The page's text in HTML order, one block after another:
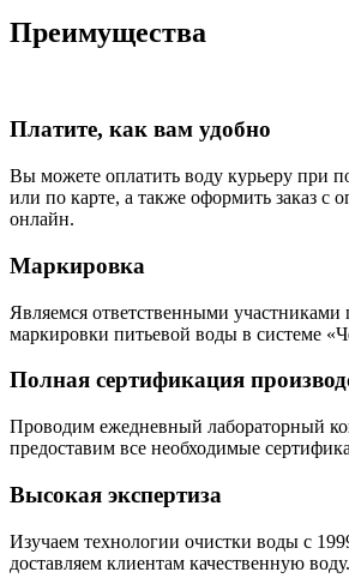
Преимущества
Платите, как вам удобно
Вы можете оплатить воду курьеру при
или по карте, а также оформить заказ с
онлайн.
Маркировка
Являемся ответственными
маркировки питьевой воды в системе
Полная сертификация
Проводим ежедневный лабораторный
предоставим все необходимые
Высокая экспертиза
Изучаем технологии очистки воды с
доставляем клиентам качественную воду.